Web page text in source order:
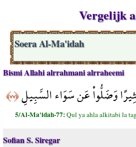
Vergelijk
Soera Al-Ma'idah
Bismi Allahi alrrahmani alrraheemi
وَضَلُّواْ عَن سَوَاء السَّبِيلِ﴿٧٧﴾
5/Al-Ma'idah-77:Qul ya ahla alkitabi la
Sofian S. Siregar